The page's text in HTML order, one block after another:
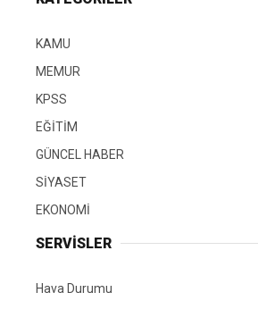
KAMU
MEMUR
KPSS
EĞİTİM
GÜNCEL HABER
SİYASET
EKONOMİ
SERVİSLER
Hava Durumu